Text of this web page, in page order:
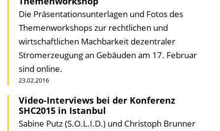
Die Präsentationsunterlagen und Fotos des
Themenworkshops zur rechtlichen und
wirtschaftlichen Machbarkeit dezentraler
Stromerzeugung an Gebäuden am 17. Februar
sind online.
23.02.2016
Video-Interviews bei der Konferenz
SHC2015 in Istanbul
Sabine Putz (S.O.L.I.D.) und Christoph Brunner